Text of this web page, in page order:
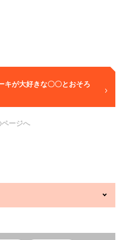
キが大好きな〇〇とおそろ
ページへ